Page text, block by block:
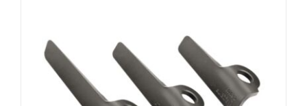
AUSFÜHRUNG WÄHLEN / DETAILS